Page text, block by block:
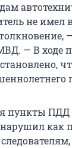
не имел
— В ходе
пункты ПДД
как